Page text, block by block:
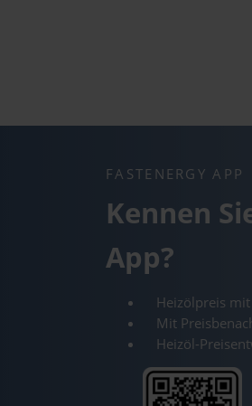
FASTENERGY APP
Kennen
App?
Heizölpreis
Mit
Heizöl-